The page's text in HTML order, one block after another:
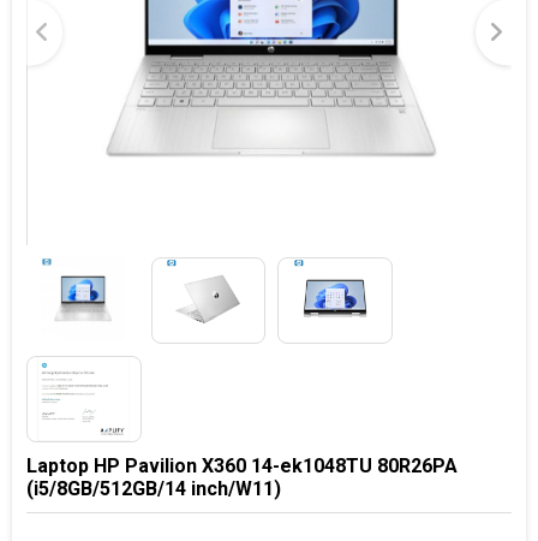
Laptop HP Pavilion X360 14-ek1048TU 80R26PA
(i5/8GB/512GB/14 inch/W11)